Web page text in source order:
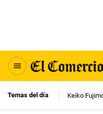
Temas del día Keiko